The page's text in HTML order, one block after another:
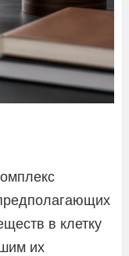
в клетку
их